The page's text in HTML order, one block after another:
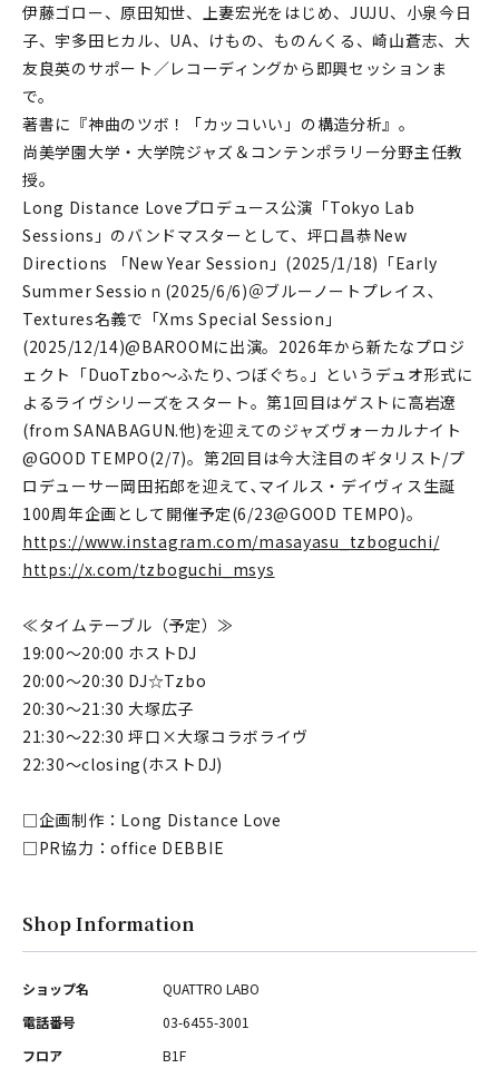
伊藤ゴロー、原田知世、上妻宏光をはじめ、JUJU、小泉今日
子、宇多田ヒカル、UA、けもの、ものんくる、崎山蒼志、大
友良英のサポート／レコーディングから即興セッションま
で。
著書に『神曲のツボ！「カッコいい」の構造分析』。
尚美学園大学・大学院ジャズ＆コンテンポラリー分野主任教
授。
Long Distance Loveプロデュース公演「Tokyo Lab
Sessions」のバンドマスターとして、坪口昌恭New
Directions 「New Year Session」(2025/1/18)「Early
Summer Sessioｎ(2025/6/6)＠ブルーノートプレイス､
Textures名義で「Xms Special Session」
(2025/12/14)@BAROOMに出演。2026年から新たなプロジ
ェクト「DuoTzbo〜ふたり､つぼぐち｡」というデュオ形式に
よるライヴシリーズをスタート。第1回目はゲストに高岩遼
(from SANABAGUN.他)を迎えてのジャズヴォーカルナイト
@GOOD TEMPO(2/7)。第2回目は今大注目のギタリスト/プ
ロデューサー岡田拓郎を迎えて､マイルス・デイヴィス生誕
100周年企画として開催予定(6/23@GOOD TEMPO)。
https://www.instagram.com/masayasu_tzboguchi/
https://x.com/tzboguchi_msys
≪タイムテーブル（予定）≫
19:00～20:00 ホストDJ
20:00～20:30 DJ☆Tzbo
20:30～21:30 大塚広子
21:30～22:30 坪口×大塚コラボライヴ
22:30～closing(ホストDJ)
□企画制作：Long Distance Love
□PR協力：office DEBBIE
Shop Information
ショップ名
QUATTRO LABO
電話番号
03-6455-3001
フロア
B1F